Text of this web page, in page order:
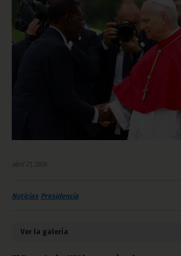
abril 21, 2026
Noticias Presidencia
Ver la galería